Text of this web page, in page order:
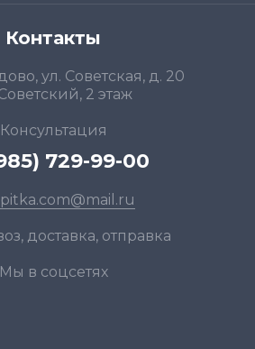
Контакты
ул. Советская, д. 20
2 этаж
Консультация
729-99-00
доставка, отправка
Мы в соцсетях